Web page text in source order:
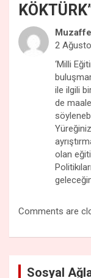
KÖKTÜRK
2
‘Milli
ile ilgili
de
olan
Comments are
Sosyal